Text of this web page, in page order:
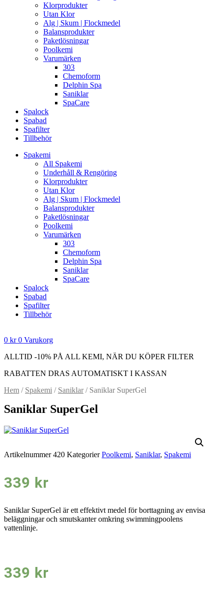
Klorprodukter
Utan Klor
Alg | Skum | Flockmedel
Balansprodukter
Paketlösningar
Poolkemi
Varumärken
303
Chemoform
Delphin Spa
Saniklar
SpaCare
Spalock
Spabad
Spafilter
Tillbehör
Spakemi
All Spakemi
Underhåll & Rengöring
Klorprodukter
Utan Klor
Alg | Skum | Flockmedel
Balansprodukter
Paketlösningar
Poolkemi
Varumärken
303
Chemoform
Delphin Spa
Saniklar
SpaCare
Spalock
Spabad
Spafilter
Tillbehör
0 kr 0 Varukorg
ALLTID -10% PÅ ALL KEMI, NÄR DU KÖPER FILTER
RABATTEN DRAS AUTOMATISKT I KASSAN
Hem / Spakemi / Saniklar/ Saniklar SuperGel
Saniklar SuperGel
Artikelnummer420 Kategorier Poolkemi, Saniklar, Spakemi
339 kr
Saniklar SuperGel är ett effektivt medel för borttagning av envisa
beläggningar och smutskanter omkring swimmingpoolens
vattenlinje.
339 kr